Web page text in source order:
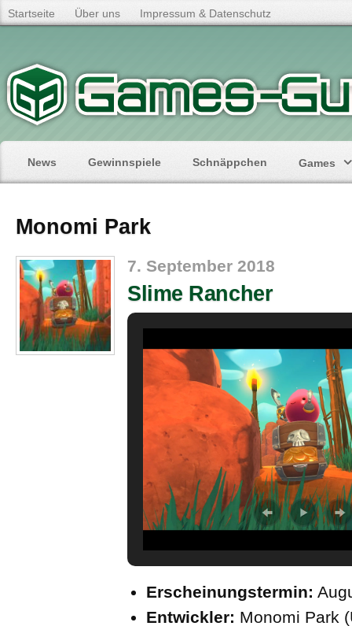
Startseite Über uns Impressum & Datenschutz
News Gewinnspiele Schnäppchen Games
Monomi Park
7. September 2018
Slime Rancher
Erscheinungstermin:
Entwickler: Monomi Park